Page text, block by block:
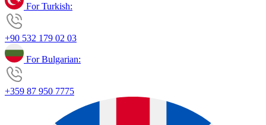
For Turkish:
+90 532 179 02 03
For Bulgarian:
+359 87 950 7775